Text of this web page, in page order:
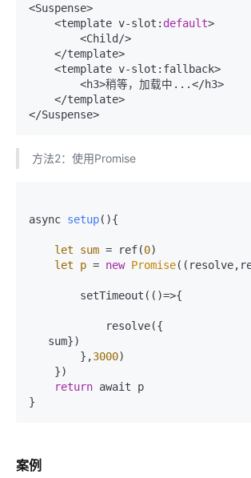
<Suspense>
    <template v-slot:
default>
方法2：使用Promise
async setup(){
let sum = ref(0)
let
p = new Promise
        },
3000)
return await p
案例